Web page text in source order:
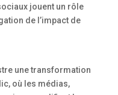
jouent un rôle
de l’impact de
une transformation
où les médias,